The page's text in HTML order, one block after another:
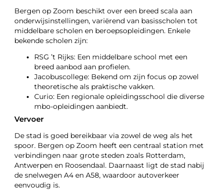
Bergen op Zoom beschikt over een breed scala aan
onderwijsinstellingen, variërend van basisscholen tot
middelbare scholen en beroepsopleidingen. Enkele
bekende scholen zijn:
RSG ’t Rijks: Een middelbare school met een
breed aanbod aan profielen.
Jacobuscollege: Bekend om zijn focus op zowel
theoretische als praktische vakken.
Curio: Een regionale opleidingsschool die diverse
mbo-opleidingen aanbiedt.
Vervoer
De stad is goed bereikbaar via zowel de weg als het
spoor. Bergen op Zoom heeft een centraal station met
verbindingen naar grote steden zoals Rotterdam,
Antwerpen en Roosendaal. Daarnaast ligt de stad nabij
de snelwegen A4 en A58, waardoor autoverkeer
eenvoudig is.